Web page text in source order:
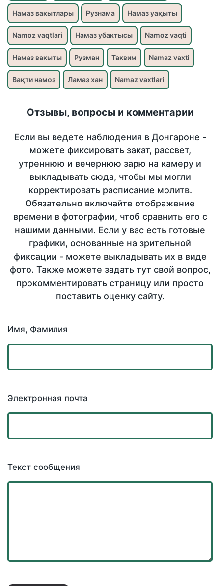
Намаз вакытлары Рузнама Намаз уақыты
Namoz vaqtlari Намаз убактысы Namoz vaqti
Намаз вакыты Рузман Таквим Namaz vaxti
Вақти намоз Ламаз хан Namaz vaxtlari
Отзывы, вопросы и комментарии
Если вы ведете наблюдения в Донгароне -
можете фиксировать закат, рассвет,
утреннюю и вечернюю зарю на камеру и
выкладывать сюда, чтобы мы могли
корректировать расписание молитв.
Обязательно включайте отображение
времени в фотографии, чтоб сравнить его с
нашими данными. Если у вас есть готовые
графики, основанные на зрительной
фиксации - можете выкладывать их в виде
фото. Также можете задать тут свой вопрос,
прокомментировать страницу или просто
поставить оценку сайту.
Имя, Фамилия
Электронная почта
Текст сообщения